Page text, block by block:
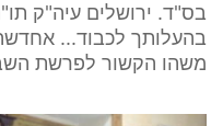
בס"ד. ירושלים עיה"ק
בהעלותך לכבוד...
משהו הקשור לפרשת